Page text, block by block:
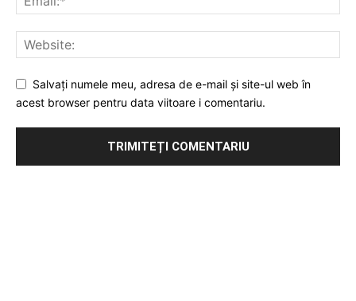
Salvați numele meu, adresa de e-mail și site-ul web în
acest browser pentru data viitoare i comentariu.